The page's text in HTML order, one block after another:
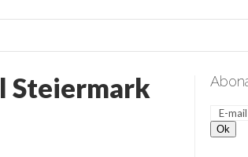
desăvârșire. Gând de duminică de Elena
Steiermark